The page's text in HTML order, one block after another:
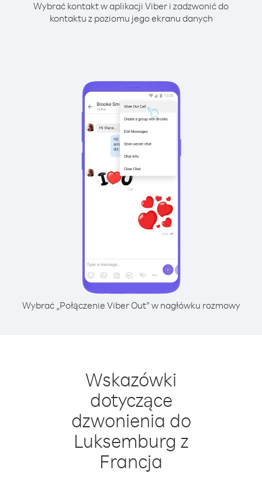
Wybrać kontakt w aplikacji Viber i zadzwonić do
kontaktu z poziomu jego ekranu danych
Wybrać „Połączenie Viber Out” w nagłówku rozmowy
Wskazówki
dotyczące
dzwonienia do
Luksemburg z
Francja